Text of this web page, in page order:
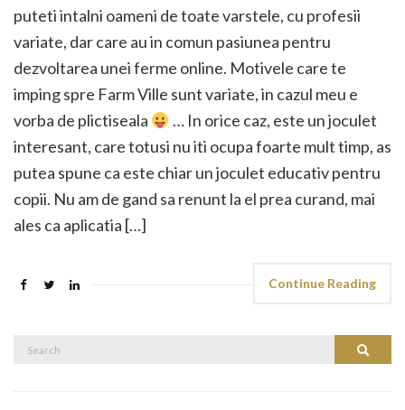
puteti intalni oameni de toate varstele, cu profesii
variate, dar care au in comun pasiunea pentru
dezvoltarea unei ferme online. Motivele care te
imping spre Farm Ville sunt variate, in cazul meu e
vorba de plictiseala
… In orice caz, este un joculet
interesant, care totusi nu iti ocupa foarte mult timp, as
putea spune ca este chiar un joculet educativ pentru
copii. Nu am de gand sa renunt la el prea curand, mai
ales ca aplicatia […]
Continue Reading
Search